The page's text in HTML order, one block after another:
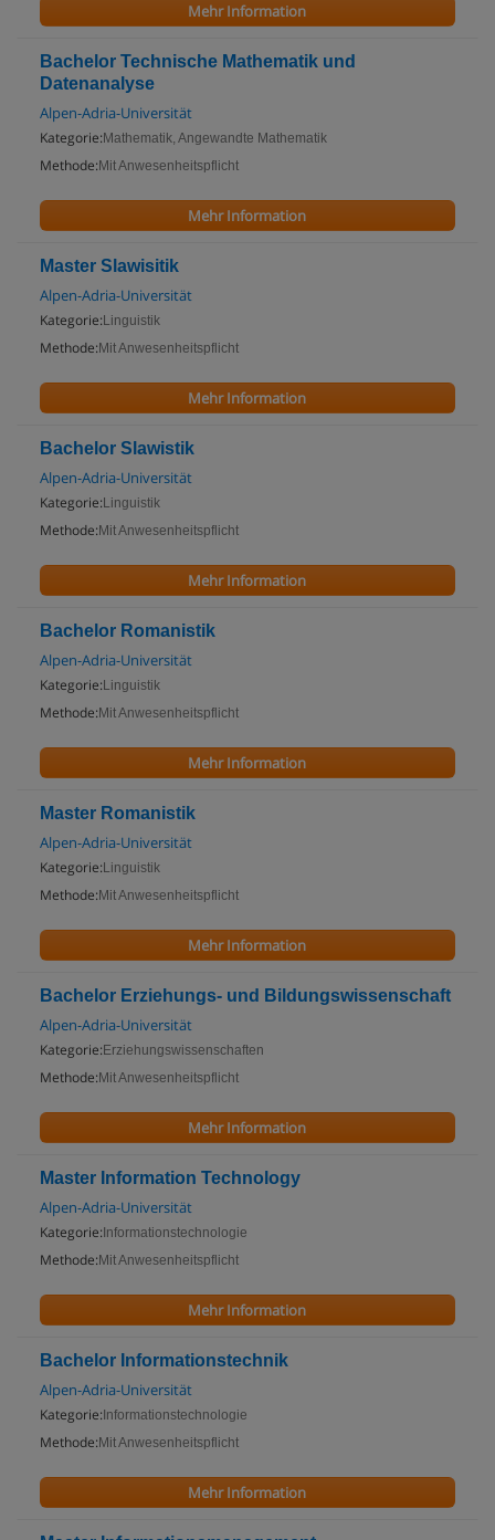
Mehr Information
Bachelor Technische Mathematik und
Datenanalyse
Alpen-Adria-Universität
Kategorie: Mathematik, Angewandte Mathematik
Methode: Mit Anwesenheitspflicht
Mehr Information
Master Slawisitik
Alpen-Adria-Universität
Kategorie: Linguistik
Methode: Mit Anwesenheitspflicht
Mehr Information
Bachelor Slawistik
Alpen-Adria-Universität
Kategorie: Linguistik
Methode: Mit Anwesenheitspflicht
Mehr Information
Bachelor Romanistik
Alpen-Adria-Universität
Kategorie: Linguistik
Methode: Mit Anwesenheitspflicht
Mehr Information
Master Romanistik
Alpen-Adria-Universität
Kategorie: Linguistik
Methode: Mit Anwesenheitspflicht
Mehr Information
Bachelor Erziehungs- und Bildungswissenschaft
Alpen-Adria-Universität
Kategorie: Erziehungswissenschaften
Methode: Mit Anwesenheitspflicht
Mehr Information
Master Information Technology
Alpen-Adria-Universität
Kategorie: Informationstechnologie
Methode: Mit Anwesenheitspflicht
Mehr Information
Bachelor Informationstechnik
Alpen-Adria-Universität
Kategorie: Informationstechnologie
Methode: Mit Anwesenheitspflicht
Mehr Information